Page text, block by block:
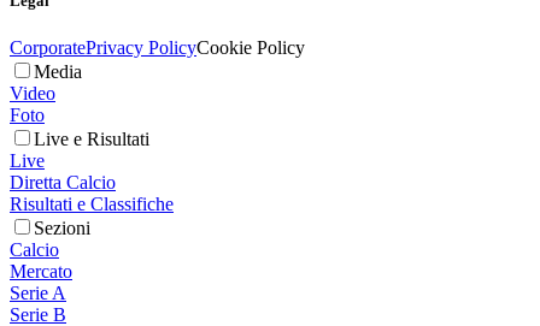
CorporatePrivacy PolicyCookie Policy
Media
Video
Foto
Live e Risultati
Live
Diretta Calcio
Risultati e Classifiche
Sezioni
Calcio
Mercato
Serie A
Serie B